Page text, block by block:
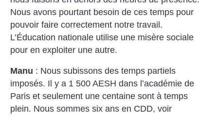
Nous avons pourtant besoin de ces temps pour
pouvoir faire correctement notre travail.
L’Éducation nationale utilise une misère sociale
pour en exploiter une autre.
Manu : Nous subissons des temps partiels
imposés. Il y a 1 500 AESH dans l’académie de
Paris et seulement une centaine sont à temps
plein. Nous sommes six ans en CDD, voir